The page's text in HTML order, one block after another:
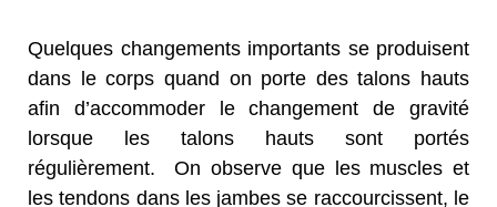
Quelques changements importants se produisent
dans le corps quand on porte des talons hauts
afin d’accommoder le changement de gravité
lorsque les talons hauts sont portés
régulièrement. On observe que les muscles et
les tendons dans les jambes se raccourcissent, le